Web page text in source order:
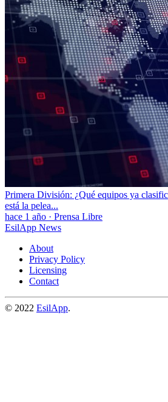
Primera División: ¿Qué equipos ya
está la pelea...
hace 1 año · Prensa Libre
EsilApp News
About
Privacy Policy
Licensing
Contact
© 2022 EsilApp.